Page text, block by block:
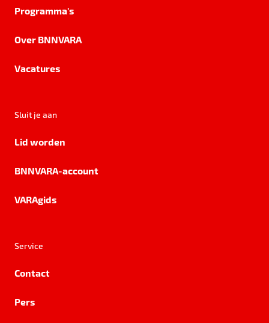
Programma's
Over BNNVARA
Vacatures
Sluit je aan
Lid worden
BNNVARA-account
VARAgids
Service
Contact
Pers